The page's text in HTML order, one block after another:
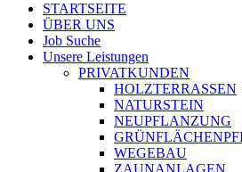
STARTSEITE
ÜBER UNS
Job Suche
Unsere Leistungen
PRIVATKUNDEN
HOLZTERRASSEN
NATURSTEIN
NEUPFLANZUNG
WEGEBAU
ZAUNANLAGEN